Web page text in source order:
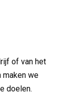
of van het
maken we
doelen.